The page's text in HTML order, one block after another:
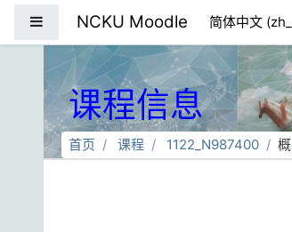
停靠面板NCKU Moodle 简体中文
课程信息
首页 课程 1122_N987400